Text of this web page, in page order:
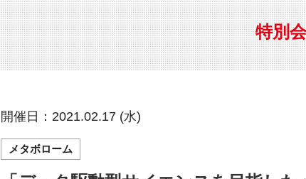
LINK-J主催・共催 特別会員開催
LINK-J協賛・協力 出展・参加
スペシャルインタビュー ベンチャーイ
連載コラム サポーターコ
トピック プレスリリース
メディア情報 海外関連
協賛・協力
国内外連携 サポーター紹
組織概要 パンフレット
専用メニューはこちら
アクセス 特別
開催日：2021.02.17 (水)
メタボローム